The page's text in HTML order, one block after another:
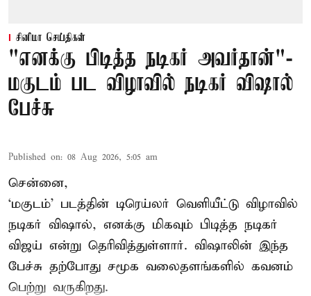
சினிமா செய்திகள்
"எனக்கு பிடித்த நடிகர் அவர்தான்"-
மகுடம் பட விழாவில் நடிகர் விஷால்
பேச்சு
Published on: 08 Aug 2026, 5:05 am
சென்னை,
‘மகுடம்’ படத்தின் டிரெய்லர் வெளியீட்டு விழாவில்
நடிகர் விஷால், எனக்கு மிகவும் பிடித்த நடிகர்
விஜய் என்று தெரிவித்துள்ளார். விஷாலின் இந்த
பேச்சு தற்போது சமூக வலைதளங்களில் கவனம்
பெற்று வருகிறது.